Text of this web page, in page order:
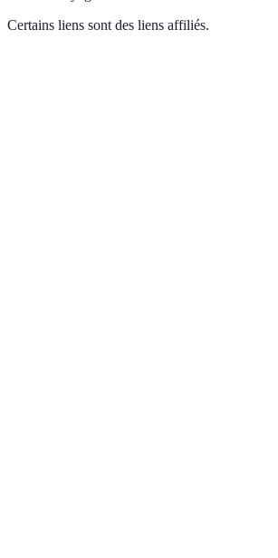
Certains liens sont des liens affiliés.